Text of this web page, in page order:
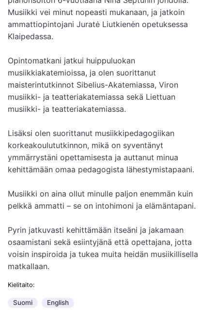
Musiikki vei minut nopeasti mukanaan, ja jatkoin
ammattiopintojani Juratė Liutkienėn opetuksessa
Klaipedassa.
Opintomatkani jatkui huippuluokan
musiikkiakatemioissa, ja olen suorittanut
maisterintutkinnot Sibelius-Akatemiassa, Viron
musiikki- ja teatteriakatemiassa sekä Liettuan
musiikki- ja teatteriakatemiassa.
Lisäksi olen suorittanut musiikkipedagogiikan
korkeakoulututkinnon, mikä on syventänyt
ymmärrystäni opettamisesta ja auttanut minua
kehittämään omaa pedagogista lähestymistapaani.
Musiikki on aina ollut minulle paljon enemmän kuin
pelkkä ammatti – se on intohimoni ja elämäntapani.
Pyrin jatkuvasti kehittämään itseäni ja jakamaan
osaamistani sekä esiintyjänä että opettajana, jotta
voisin inspiroida ja tukea muita heidän musiikillisella
Kielitaito:
Suomi English